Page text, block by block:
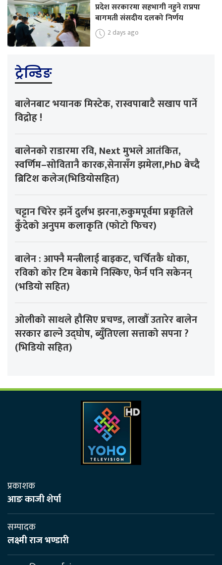
प्रदेश सरकारमा सहभागी नहुने राप्रपा
बागमती संसदीय दलको निर्णय
2 days ago
ट्रेन्डिङ
बालेनबाट भयानक मिस्टेक, रास्वपाबाटै सखाप पार्ने
विद्रोह !
बालेनको राडारमा रवि, Next मुभले आतंकित,
स्वर्णिम–सोवितानै कारक,सेनासँग झमेला,PhD बेच्दै
ब्रिटिश कलेज(भिडियोसहित)
चट्टान चिरेर झर्ने दुर्लभ झरना,रुकुमपूर्वमा प्रकृतिले
कुँदेको अनुपम कलाकृति (फोटो फिचर)
बालेन : आफ्नै मन्त्रीलाई बाइकट, चर्चितकै धोका,
रविको कोर टिम बेकामे निस्किए, फेर्न पनि सकेनन्
(भडियो सहित)
ओलीको साथले हौसिए प्रचण्ड, लाखौँ उतारेर बालेन
सरकार ढाल्ने उद्घोष, ब्युँतिएला सत्ताको सपना ?
(भिडियो सहित)
प्रकाशक
आङ काजी शेर्पा
सम्पादक
लक्ष्मी राज भण्डारी